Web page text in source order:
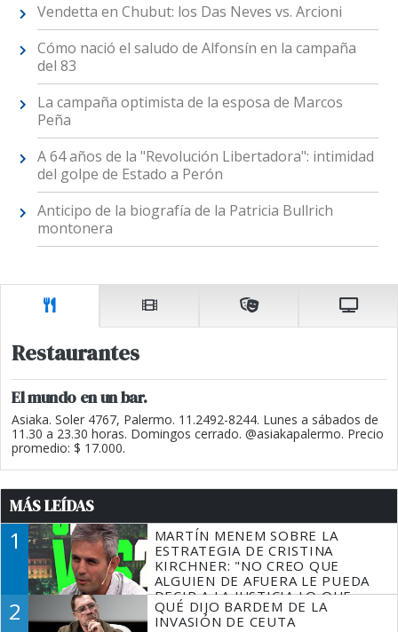
Vendetta en Chubut: los Das Neves vs. Arcioni
Cómo nació el saludo de Alfonsín en la campaña
del 83
La campaña optimista de la esposa de Marcos
Peña
A 64 años de la "Revolución Libertadora": intimidad
del golpe de Estado a Perón
Anticipo de la biografía de la Patricia Bullrich
montonera
Restaurantes
El mundo en un bar.
Asiaka. Soler 4767, Palermo. 11.2492-8244. Lunes a sábados de
11.30 a 23.30 horas. Domingos cerrado. @asiakapalermo. Precio
promedio: $ 17.000.
MÁS LEÍDAS
1
MARTÍN MENEM SOBRE LA
ESTRATEGIA DE CRISTINA
KIRCHNER: "NO CREO QUE
ALGUIEN DE AFUERA LE PUEDA
DECIR A LA JUSTICIA LO QUE
TIENE QUE HACER"
2
QUÉ DIJO BARDEM DE LA
INVASIÓN DE CEUTA